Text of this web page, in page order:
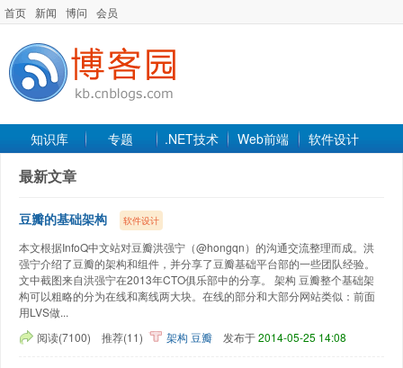
首页 新闻 博问 会员
知识库 专题 .NET技术 Web前端
软件设计
手机开发
最新文章
豆瓣的基础架构 软件设计
本文根据InfoQ中文站对豆瓣洪强宁（@hongqn）的沟通交流整理而成。洪
强宁介绍了豆瓣的架构和组件，并分享了豆瓣基础平台部的一些团队经验。
文中截图来自洪强宁在2013年CTO俱乐部中的分享。 架构 豆瓣整个基础架
构可以粗略的分为在线和离线两大块。在线的部分和大部分网站类似：前面
用LVS做...
阅读(7100)
推荐(11) 架构 豆瓣 发布于2014-05-25 14:08